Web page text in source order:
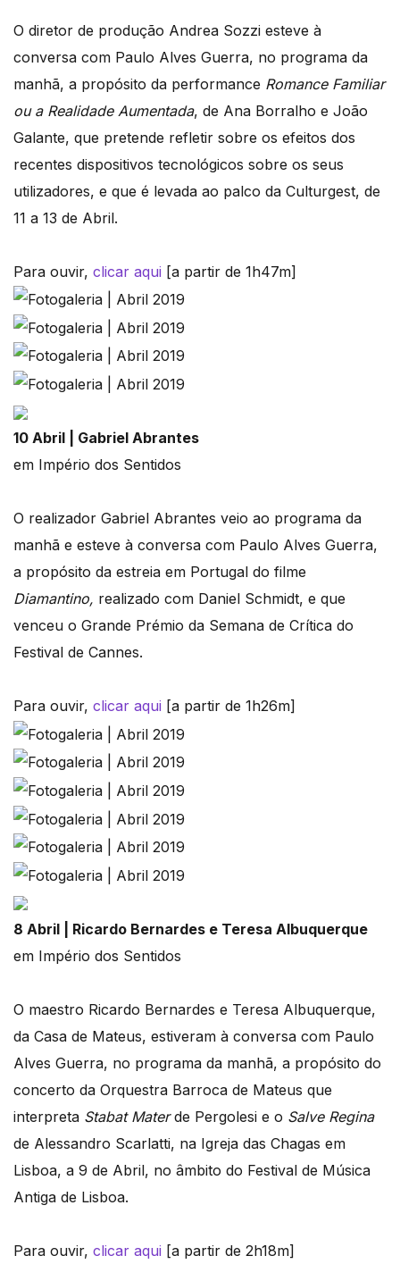
O diretor de produção Andrea Sozzi esteve à
conversa com Paulo Alves Guerra, no programa da
manhã, a propósito da performance Romance Familiar
ou a Realidade Aumentada, de Ana Borralho e João
Galante, que pretende refletir sobre os efeitos dos
recentes dispositivos tecnológicos sobre os seus
utilizadores, e que é levada ao palco da Culturgest, de
11 a 13 de Abril.
Para ouvir, clicar aqui [a partir de 1h47m]
10 Abril | Gabriel Abrantes
em Império dos Sentidos
O realizador Gabriel Abrantes veio ao programa da
manhã e esteve à conversa com Paulo Alves Guerra,
a propósito da estreia em Portugal do filme
Diamantino, realizado com Daniel Schmidt, e que
venceu o Grande Prémio da Semana de Crítica do
Festival de Cannes.
Para ouvir, clicar aqui [a partir de 1h26m]
8 Abril | Ricardo Bernardes e Teresa Albuquerque
em Império dos Sentidos
O maestro Ricardo Bernardes e Teresa Albuquerque,
da Casa de Mateus, estiveram à conversa com Paulo
Alves Guerra, no programa da manhã, a propósito do
concerto da Orquestra Barroca de Mateus que
interpreta Stabat Materde Pergolesi e o Salve Regina
de Alessandro Scarlatti, na Igreja das Chagas em
Lisboa, a 9 de Abril, no âmbito do Festival de Música
Antiga de Lisboa.
Para ouvir, clicar aqui [a partir de 2h18m]